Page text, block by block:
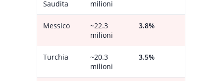
Saudita
milioni
Messico
~22.3
milioni
3.8%
Turchia
~20.3
milioni
3.5%